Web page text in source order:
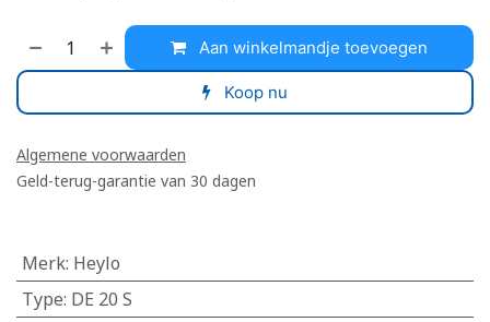
Aan winkelmandje toevoegen
Koop nu
Algemene voorwaarden
Geld-terug-garantie van 30 dagen
Merk: Heylo
Type: DE 20 S